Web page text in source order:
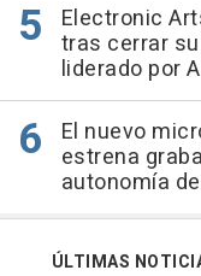
Electronic
tras cerrar
liderado por
El nuevo
estrena
autonomía
ÚLTIMAS